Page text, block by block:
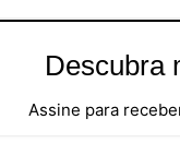
Descubra
Assine para